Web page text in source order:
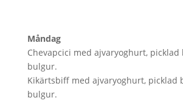
Måndag
Chevapcici med ajvaryoghurt, picklad
bulgur.
Kikärtsbiff med ajvaryoghurt, picklad
bulgur.